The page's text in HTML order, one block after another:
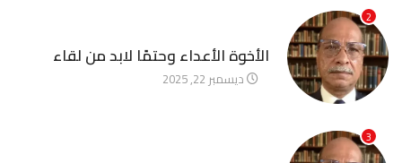
2
الأخوة الأعداء وحتمًا لابد من لقاء
ديسمبر 22, 2025
3